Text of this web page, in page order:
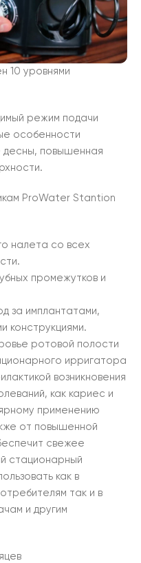
10 уровнями
режим подачи
особенности
десны, повышенная
ProWater Stantion
налета со всех
промежутков и
за имплантатами,
конструкциями.
ротовой полости
ирригатора
возникновения
как кариес и
применению
от повышенной
свежее
стационарный
как в
так и в
и другим